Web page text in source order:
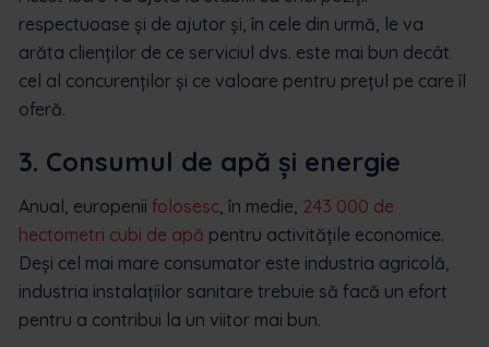
respectuoase și de ajutor și, în cele din urmă, le va
arăta clienților de ce serviciul dvs. este mai bun decât
cel al concurenților și ce valoare pentru prețul pe care îl
oferă.
3. Consumul de apă și energie
Anual, europenii folosesc , în medie, 243 000 de
hectometri cubi de apă pentru activitățile economice.
Deși cel mai mare consumator este industria agricolă,
industria instalațiilor sanitare trebuie să facă un efort
pentru a contribui la un viitor mai bun.